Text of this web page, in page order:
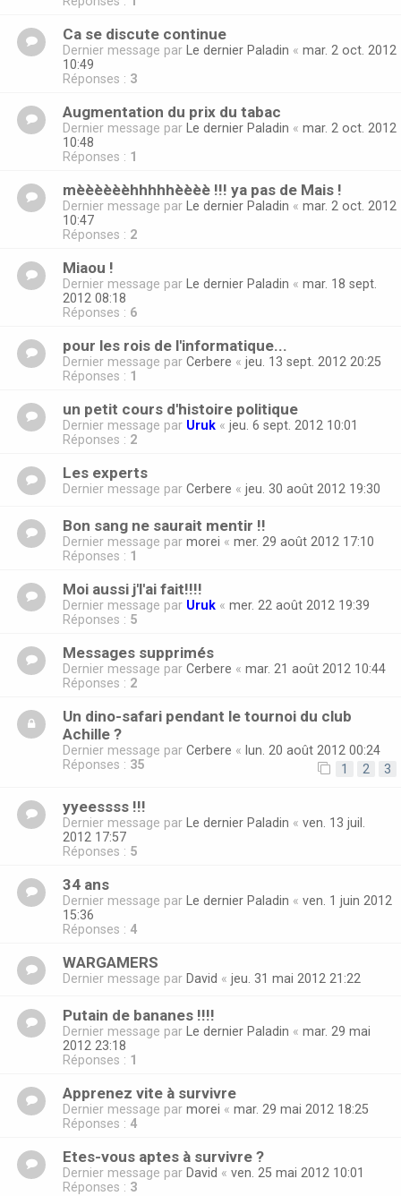
Ca se discute continue
Dernier message par Le dernier Paladin « mar. 2 oct. 2012
10:49
Réponses : 3
Augmentation du prix du tabac
Dernier message par Le dernier Paladin « mar. 2 oct. 2012
10:48
Réponses : 1
mèèèèèèhhhhhèèèè !!! ya pas de Mais !
Dernier message par Le dernier Paladin « mar. 2 oct. 2012
10:47
Réponses : 2
Miaou !
Dernier message par Le dernier Paladin « mar. 18 sept.
2012 08:18
Réponses : 6
pour les rois de l'informatique...
Dernier message par Cerbere « jeu. 13 sept. 2012 20:25
Réponses : 1
un petit cours d'histoire politique
Dernier message par Uruk « jeu. 6 sept. 2012 10:01
Réponses : 2
Les experts
Dernier message par Cerbere « jeu. 30 août 2012 19:30
Bon sang ne saurait mentir !!
Dernier message par morei « mer. 29 août 2012 17:10
Réponses : 1
Moi aussi j'l'ai fait!!!!
Dernier message par Uruk « mer. 22 août 2012 19:39
Réponses : 5
Messages supprimés
Dernier message par Cerbere « mar. 21 août 2012 10:44
Réponses : 2
Un dino-safari pendant le tournoi du club
Achille ?
Dernier message par Cerbere « lun. 20 août 2012 00:24
Réponses : 35 1 2 3
yyeessss !!!
Dernier message par Le dernier Paladin « ven. 13 juil.
2012 17:57
Réponses : 5
34 ans
Dernier message par Le dernier Paladin « ven. 1 juin 2012
15:36
Réponses : 4
WARGAMERS
Dernier message par David « jeu. 31 mai 2012 21:22
Putain de bananes !!!!
Dernier message par Le dernier Paladin « mar. 29 mai
2012 23:18
Réponses : 1
Apprenez vite à survivre
Dernier message par morei « mar. 29 mai 2012 18:25
Réponses : 4
Etes-vous aptes à survivre ?
Dernier message par David « ven. 25 mai 2012 10:01
Réponses : 3